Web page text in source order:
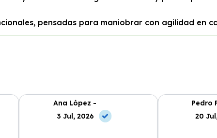
pensadas para maniobrar con agilidad en
Ana López -
3 Jul, 2026
Pedro
20